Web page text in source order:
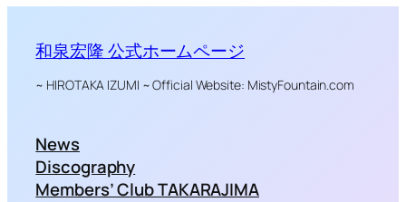
和泉宏隆 公式ホームページ
~ HIROTAKA IZUMI ~ Official Website: MistyFountain.com
News
Discography
Members’ Club TAKARAJIMA